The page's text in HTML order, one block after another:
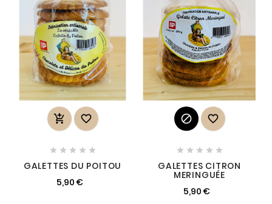
 
    
GALETTES DU POITOU
5,90 €
 
    
GALETTES CITRON
MERINGUÉE
5,90 €